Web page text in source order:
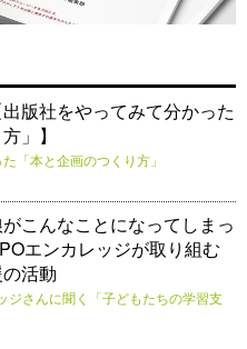
版社をやってみて分かった
」】
「本と企画のつくり方」
がこんなことになってしまっ
エンカレッジが取り組む
活動
ジさんに聞く「子どもたちの学習支